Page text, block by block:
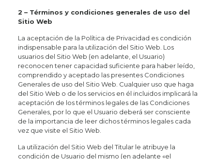
2 – Términos y condiciones generales de uso del
Sitio Web
La aceptación de la Política de Privacidad es condición
indispensable para la utilización del Sitio Web. Los
usuarios del Sitio Web (en adelante, el Usuario)
reconocen tener capacidad suficiente para haber leído,
comprendido y aceptado las presentes Condiciones
Generales de uso del Sitio Web. Cualquier uso que haga
del Sitio Web o de los servicios en él incluidos implicará la
aceptación de los términos legales de las Condiciones
Generales, por lo que el Usuario deberá ser consciente
de la importancia de leer dichos términos legales cada
vez que visite el Sitio Web.
La utilización del Sitio Web del Titular le atribuye la
condición de Usuario del mismo (en adelante «el